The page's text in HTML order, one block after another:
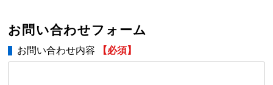
お問い合わせフォーム
お問い合わせ内容 【必須】